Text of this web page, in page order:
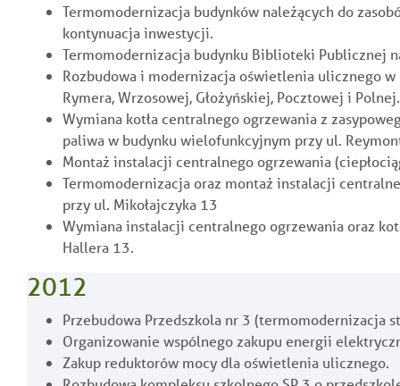
Termomodernizacja budynków należących do
kontynuacja inwestycji.
Termomodernizacja budynku Biblioteki Publicznej
Rozbudowa i modernizacja oświetlenia ulicznego
Rymera, Wrzosowej, Głożyńskiej, Pocztowej i Polnej.
Wymiana kotła centralnego ogrzewania z
paliwa w budynku wielofunkcyjnym przy ul.
Montaż instalacji centralnego ogrzewania
Termomodernizacja oraz montaż instalacji
przy ul. Mikołajczyka 13
Wymiana instalacji centralnego ogrzewania oraz
Hallera 13.
2012
Przebudowa Przedszkola nr 3 (termomodernizacja
Organizowanie wspólnego zakupu energii
Zakup reduktorów mocy dla oświetlenia ulicznego.